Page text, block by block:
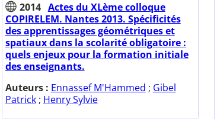
2014 Actes du XLème colloque
COPIRELEM. Nantes 2013. Spécificités
des apprentissages géométriques et
spatiaux dans la scolarité obligatoire :
quels enjeux pour la formation initiale
des enseignants.
Auteurs : Ennassef M'Hammed ; Gibel
Patrick; Henry Sylvie